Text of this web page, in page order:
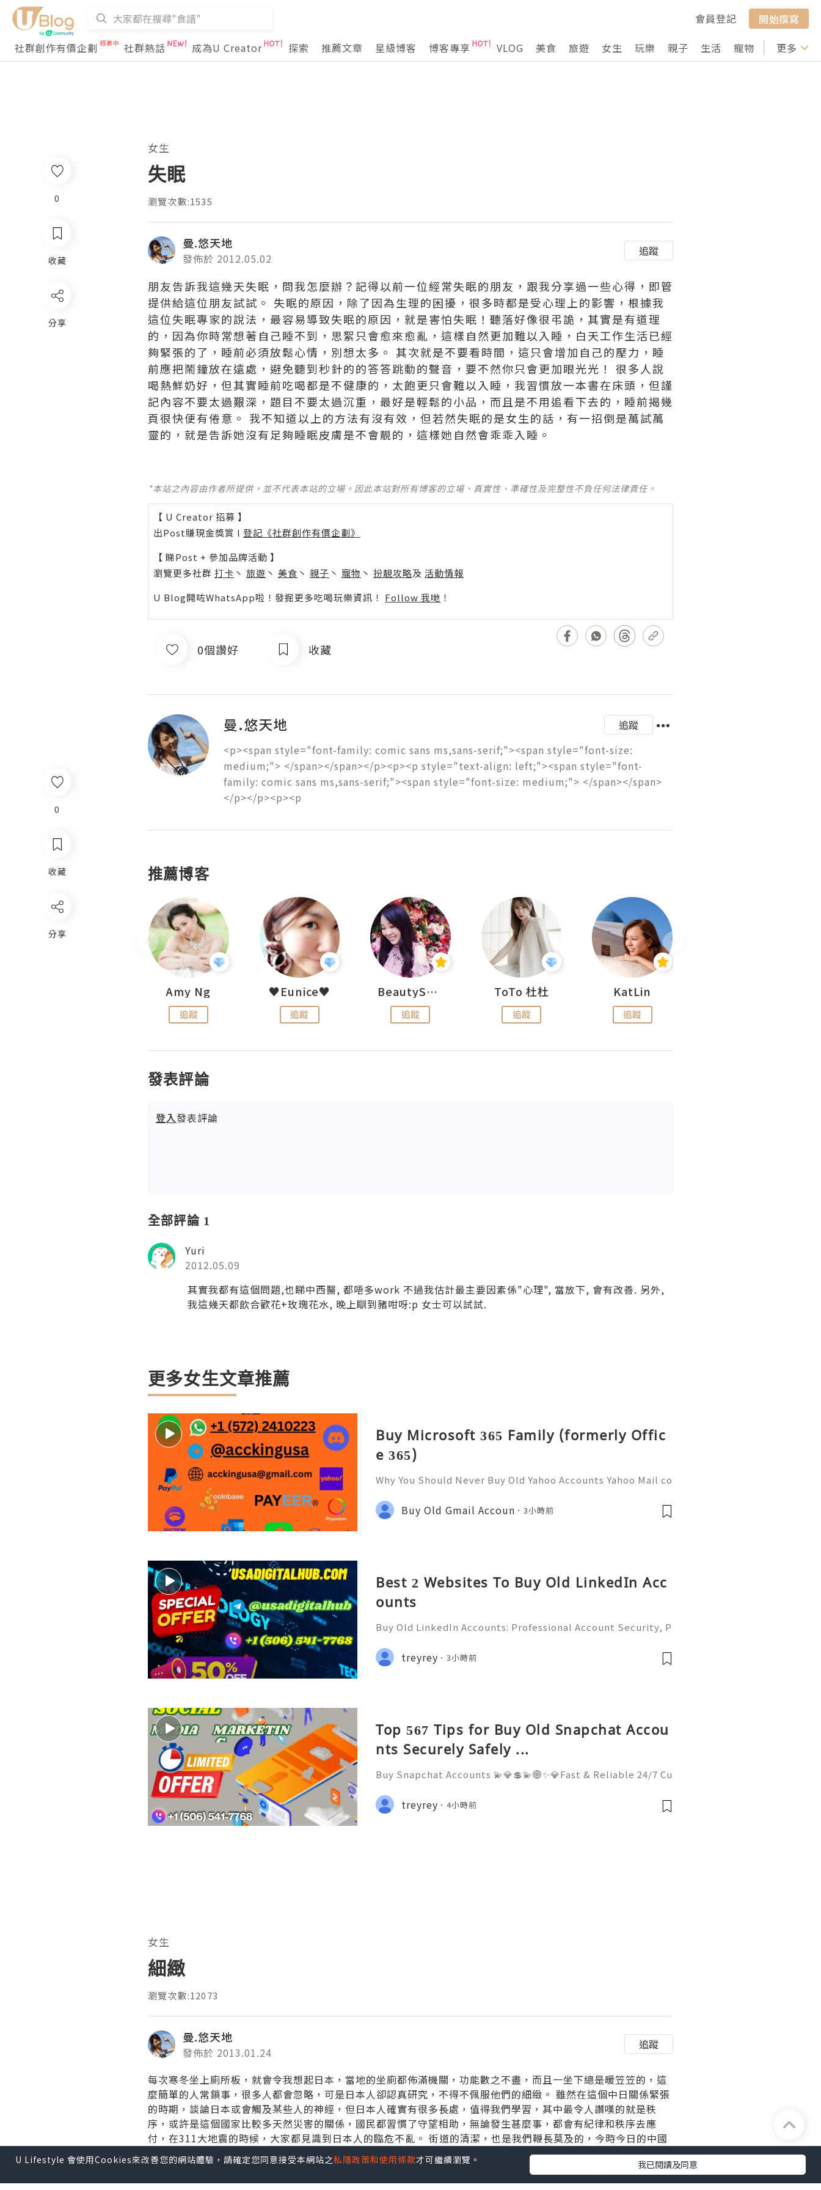
會員登記
開始撰寫
社群創作有價企劃
社群熱話 成為U Creator 探索 推薦文章 星級博客 博客專享 VLOG 美食 旅遊 女生 玩樂 親子 生活 寵物 行山 打卡
更多
0
收藏
分享
女生
失眠
瀏覽次數:1535
曼.悠天地
發佈於 2012.05.02
追蹤
朋友告訴我這幾天失眠，問我怎麼辦？記得以前一位經常失眠的朋友，跟我分享過一些心得，即管
提供給這位朋友試試。 失眠的原因，除了因為生理的困擾，很多時都是受心理上的影響，根據我
這位失眠專家的說法，最容易導致失眠的原因，就是害怕失眠！聽落好像很弔詭，其實是有道理
的，因為你時常想著自己睡不到，思絮只會愈來愈亂，這樣自然更加難以入睡，白天工作生活已經
夠緊張的了，睡前必須放鬆心情，別想太多。 其次就是不要看時間，這只會增加自己的壓力，睡
前應把鬧鐘放在遠處，避免聽到秒針的的答答跳動的聲音，要不然你只會更加眼光光！ 很多人說
喝熱鮮奶好，但其實睡前吃喝都是不健康的，太飽更只會難以入睡，我習慣放一本書在床頭，但謹
記內容不要太過艱深，題目不要太過沉重，最好是輕鬆的小品，而且是不用追看下去的，睡前揭幾
頁很快便有倦意。 我不知道以上的方法有沒有效，但若然失眠的是女生的話，有一招倒是萬試萬
靈的，就是告訴她沒有足夠睡眠皮膚是不會靚的，這樣她自然會乖乖入睡。
*本站之內容由作者所提供，並不代表本站的立場。因此本站對所有博客的立場、真實性、準確性及完整性不負任何法律責任。
【 U Creator 招募 】
出Post賺現金獎賞 l 登記《社群創作有價企劃》
【 睇Post + 參加品牌活動 】
瀏覽更多社群 打卡 丶 旅遊 丶 美食 丶 親子 丶 寵物 丶 扮靚攻略及 活動情報
U Blog開咗WhatsApp啦！發掘更多吃喝玩樂資訊！ Follow 我哋 ！
0個讚好 收藏
曼.悠天地
追蹤
<p><span style="font-family: comic sans ms,sans-serif;"><span style="font-size:
medium;"> </span></span></p><p><p style="text-align: left;"><span style="font-
family: comic sans ms,sans-serif;"><span style="font-size: medium;"> </span></span>
</p></p><p><p
推薦博客
Amy Ng
追蹤
♥Eunice♥
追蹤
BeautySearch
追蹤
ToTo 杜杜
追蹤
KatLin
追蹤
發表評論
登入發表評論
全部評論 1
Yuri
2012.05.09
其實我都有這個問題,也睇中西醫, 都唔多work 不過我估計最主要因素係"心理", 當放下, 會有改善. 另外,
我這幾天都飲合歡花+玫瑰花水, 晚上瞓到豬咁呀:p 女士可以試試.
更多女生文章推薦
Buy Microsoft 365 Family (formerly Offic
e 365)
Why You Should Never Buy Old Yahoo Accounts Yahoo Mail co
onal communication, business correspondence, and online a
ccount recovery. Because of
Buy Old Gmail Accoun 3小時前
Best 2 Websites To Buy Old LinkedIn Acc
ounts
Buy Old LinkedIn Accounts: Professional Account Security, P
ide 2026) 💫💎💲💫🌐✨💎Fast & Reliable 24/7 Customer Suppo
rt 💫💎💲💫🌐✨💎WhatsApp :+1 (506) 541-7
treyrey 3小時前
Top 567 Tips for Buy Old Snapchat Accou
nts Securely Safely ...
Buy Snapchat Accounts 💫💎💲💫🌐✨💎Fast & Reliable 24/7 Cu
💫💎💲💫🌐✨💎Telegram: @usadigitalhub 💫💎💲💫🌐✨💎Discor
d: usadigitalhub 💫💎💲💫🌐✨💎Email:usadigitalhubsell@gmai
treyrey 4小時前
0
收藏
分享
女生
細緻
瀏覽次數:12073
曼.悠天地
發佈於 2013.01.24
追蹤
每次寒冬坐上廁所板，就會令我想起日本，當地的坐廁都佈滿機關，功能數之不盡，而且一坐下總是暖笠笠的，這
麼簡單的人常鎖事，很多人都會忽略，可是日本人卻認真研究，不得不佩服他們的細緻。 雖然在這個中日關係緊張
的時期，談論日本或會觸及某些人的神經，但日本人確實有很多長處，值得我們學習，其中最令人讚嘆的就是秩
序，或許是這個國家比較多天然災害的關係，國民都習慣了守望相助，無論發生甚麼事，都會有紀律和秩序去應
付，在311大地震的時候，大家都見識到日本人的臨危不亂。 街道的清潔，也是我們鞭長莫及的，今時今日的中國
或香港，各家自掃門前雪的情況依然沒有改變，反觀日本人無論公民意識及環保意識，都走在國際的尖端，日本的
垃圾分類處理相當成功及具有效率，而且過程相當細緻，怎樣進行分類及用甚麼垃圾袋都有講究。 作為遊客，日本
人的另一優點就是注重禮貌，雖然有些人覺得過了火，甚至流於表面及虛偽，又或者是階段觀念太重，但正所謂禮
U Lifestyle 會使用Cookies來改善您的網站體驗，請確定您同意接受本網站之私隱政策和使用條款才可繼續瀏覽。 我已閱讀及同意